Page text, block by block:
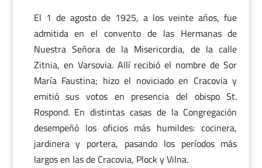
El 1 de agosto de 1925, a los veinte años, fue
admitida en el convento de las Hermanas de
Nuestra Señora de la Misericordia, de la calle
Zitnia, en Varsovia. Allí recibió el nombre de Sor
María Faustina; hizo el noviciado en Cracovia y
emitió sus votos en presencia del obispo St.
Rospond. En distintas casas de la Congregación
desempeñó los oficios más humildes: cocinera,
jardinera y portera, pasando los períodos más
largos en las de Cracovia, Plock y Vilna.